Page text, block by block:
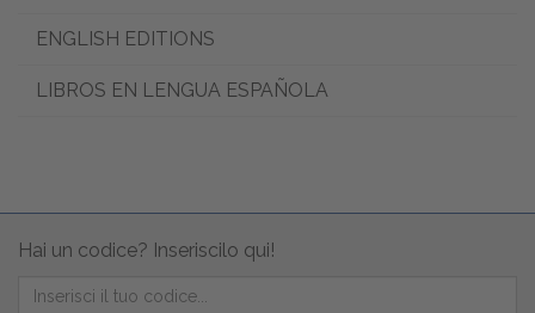
ENGLISH EDITIONS
LIBROS EN LENGUA ESPAÑOLA
Hai un codice? Inseriscilo qui!